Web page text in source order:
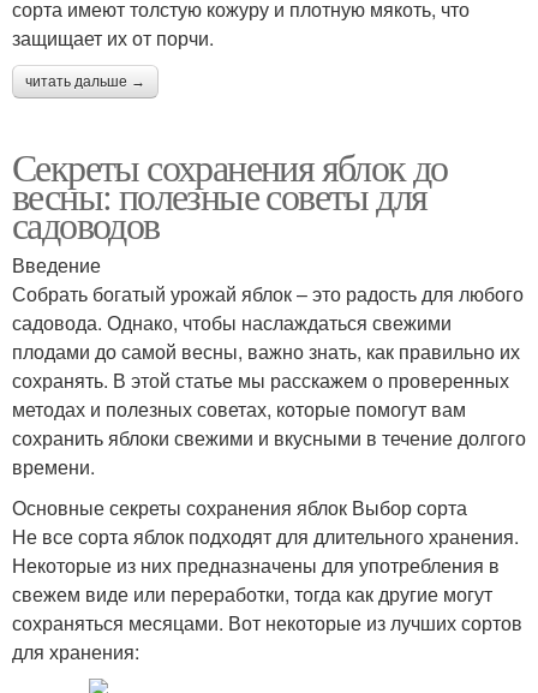
сорта имеют толстую кожуру и плотную мякоть, что
защищает их от порчи.
читать дальше →
Секреты сохранения яблок до
весны: полезные советы для
садоводов
Введение
Собрать богатый урожай яблок – это радость для любого
садовода. Однако, чтобы наслаждаться свежими
плодами до самой весны, важно знать, как правильно их
сохранять. В этой статье мы расскажем о проверенных
методах и полезных советах, которые помогут вам
сохранить яблоки свежими и вкусными в течение долгого
времени.
Основные секреты сохранения яблок Выбор сорта
Не все сорта яблок подходят для длительного хранения.
Некоторые из них предназначены для употребления в
свежем виде или переработки, тогда как другие могут
сохраняться месяцами. Вот некоторые из лучших сортов
для хранения: